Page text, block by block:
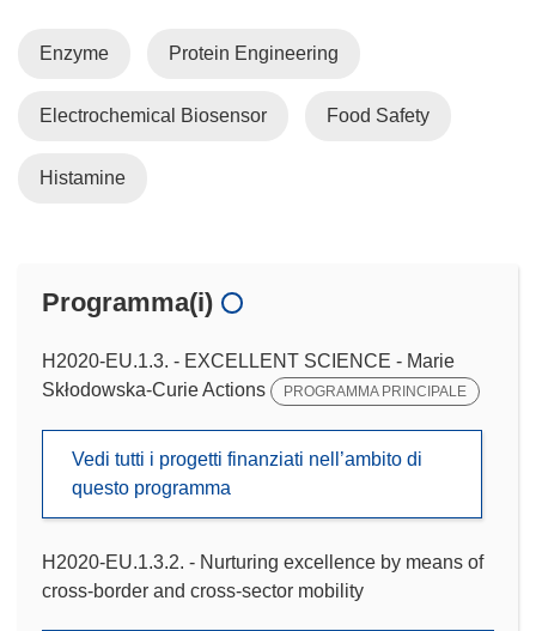
Enzyme Protein Engineering
Electrochemical Biosensor Food Safety
Histamine
Programma(i)
H2020-EU.1.3. - EXCELLENT SCIENCE - Marie
Skłodowska-Curie Actions
PROGRAMMA PRINCIPALE
Vedi tutti i progetti finanziati nell’ambito di
questo programma
H2020-EU.1.3.2. - Nurturing excellence by means of
cross-border and cross-sector mobility